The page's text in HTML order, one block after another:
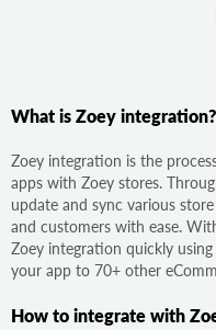
What is Zoey integration?
Zoey integration is the
apps with Zoey stores.
update and sync various
and customers with ease.
Zoey integration quickly
your app to 70+ other
How to integrate with